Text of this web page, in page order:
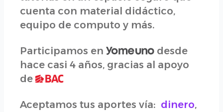
cuenta con material didáctico,
equipo de computo y más.
Participamos en
desde
hace casi 4 años, gracias al apoyo
de
Aceptamos tus aportes vía: dinero,